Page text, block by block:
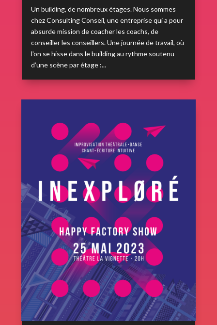
Un building, de nombreux étages. Nous sommes
chez Consulting Conseil, une entreprise qui a pour
absurde mission de coacher les coachs, de
conseiller les conseillers. Une journée de travail, où
l'on se hisse dans le building au rythme soutenu
d’une scène par étage :...